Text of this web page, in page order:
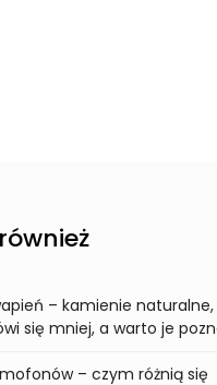
– kamienie naturalne,
się mniej, a warto je
– czym różnią się